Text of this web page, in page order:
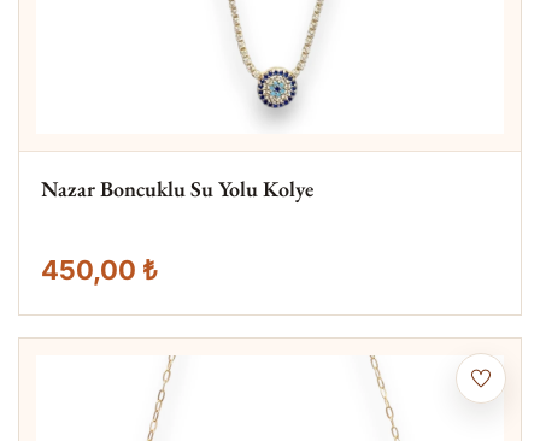
Nazar Boncuklu Su Yolu Kolye
450,00 ₺